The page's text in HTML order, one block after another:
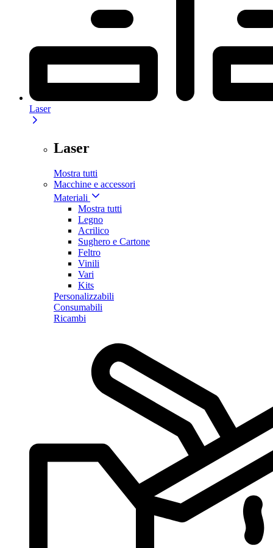
Laser
Laser
Mostra tutti
Macchine e accessori
Materiali
Mostra tutti
Legno
Acrilico
Sughero e Cartone
Feltro
Vinili
Vari
Kits
Personalizzabili
Consumabili
Ricambi